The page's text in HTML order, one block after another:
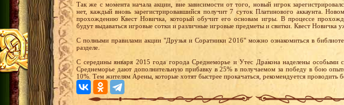
Так же с момента начала акции, вне зависимости от того, новый игрок
нет, каждый вновь зарегистрировавшийся получит 7 суток Платинового аккаунта.
прохождению Квест Новичка, который обучит его основам игры. В процессе
будут выдаваться игровые сотки и различные игровые предметы и свитки. Квест Новичка
С полными правилами акции "Друзья и Соратники 2016" можно ознакомиться в
разделе.
С середины января 2015 года города Среднеморье и Утес Дракона наделены особыми
Среднеморье дают дополнительную прибавку в 25% в получаемом за победу в бою
10%. Тем жителям Арены, которые хотят быстрее прокачаться, рекомендуется проводить